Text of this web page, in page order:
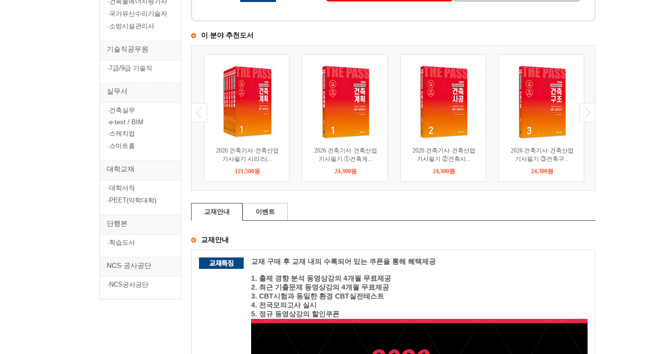
·국가유산수리기술자
·소방시설관리사
기술직공무원
·7급/9급 기술직
실무서
·건축실무
·e-test / BIM
·스케치업
·스마트홈
대학교재
·대학서적
·PEET(약학대학)
단행본
·학습도서
NCS·공사공단
·NCS공사공단
이 분야 추천도서
2026 건축기사·건축산업
기사필기 시리즈(...
2026 건축기사·건축산업
기사필기 ①건축계...
24,300원
2026 건축기사·건축산업
기사필기 ②건축시...
24,300원
2026 건축기사·건축산업
기사필기 ③건축구...
24,300원
2026 건축기사·건축산업
기사필기 ④건축설...
24,300원
교재안내 이벤트
교재안내
교재 구매 후 교재 내의 수록되어 있는 쿠폰을 통해 혜택제공
1. 출제 경향 분석 동영상강의 4개월 무료제공
2. 최근 기출문제 동영상강의 4개월 무료제공
3. CBT시험과 동일한 환경 CBT실전테스트
4. 전국모의고사 실시
5. 정규 동영상강의 할인쿠폰